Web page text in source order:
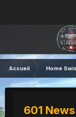
Accueil Home
601